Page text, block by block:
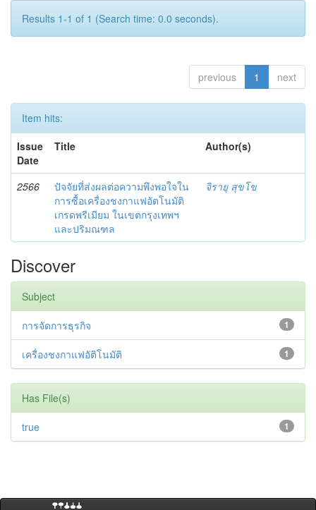
Results 1-1 of 1 (Search time: 0.0 seconds).
previous 1 next
Item hits:
Issue
Date
Title Author(s)
2566
ปัจจัยที่ส่งผลต่อความพึงพอใจใน
การซื้อเครื่องชงกาแฟอัตโนมัติ
เกรดพรีเมียม ในเขตกรุงเทพฯ
และปริมณฑล
จิรายุ สุขโข
Discover
Subject
1
การจัดการธุรกิจ
1
เครื่องชงกาแฟอัติโนมัติ
Has File(s)
1
true